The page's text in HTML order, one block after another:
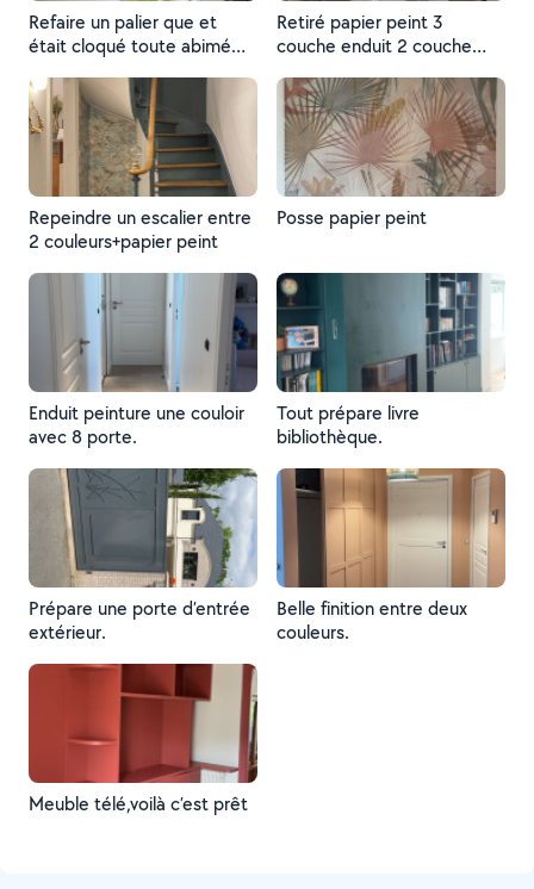
Refaire un palier que et
était cloqué toute abimé
Retiré papier peint 3
couche enduit 2 couche
Repeindre un escalier entre
2 couleurs+papier peint
Posse papier peint
Enduit peinture une couloir
avec 8 porte.
Tout prépare livre
bibliothèque.
Prépare une porte d’entrée
extérieur.
Belle finition entre deux
couleurs.
Meuble télé,voilà c’est prêt